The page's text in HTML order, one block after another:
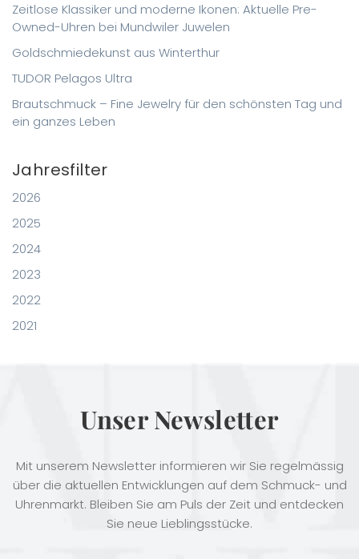
Zeitlose Klassiker und moderne Ikonen: Aktuelle Pre-
Owned-Uhren bei Mundwiler Juwelen
Goldschmiedekunst aus Winterthur
TUDOR Pelagos Ultra
Brautschmuck – Fine Jewelry für den schönsten Tag und
ein ganzes Leben
Jahresfilter
2026
2025
2024
2023
2022
2021
Unser Newsletter
Mit unserem Newsletter informieren wir Sie regelmässig
über die aktuellen Entwicklungen auf dem Schmuck- und
Uhrenmarkt. Bleiben Sie am Puls der Zeit und entdecken
Sie neue Lieblingsstücke.